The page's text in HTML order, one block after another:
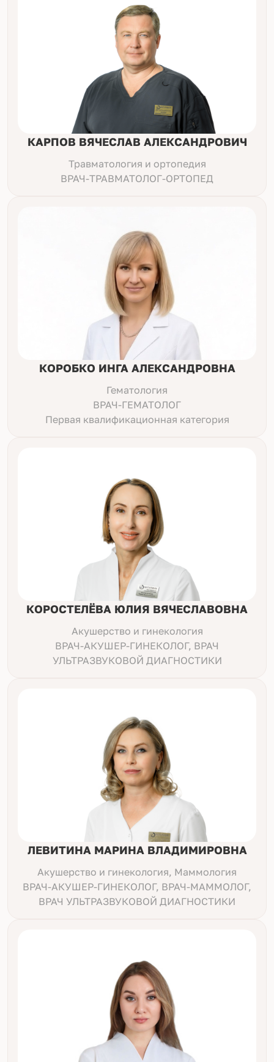
КАРПОВ ВЯЧЕСЛАВ АЛЕКСАНДРОВИЧ
Травматология и ортопедия
ВРАЧ-ТРАВМАТОЛОГ-ОРТОПЕД
КОРОБКО ИНГА АЛЕКСАНДРОВНА
Гематология
ВРАЧ-ГЕМАТОЛОГ
Первая квалификационная категория
КОРОСТЕЛЁВА ЮЛИЯ ВЯЧЕСЛАВОВНА
Акушерство и гинекология
ВРАЧ-АКУШЕР-ГИНЕКОЛОГ, ВРАЧ
УЛЬТРАЗВУКОВОЙ ДИАГНОСТИКИ
ЛЕВИТИНА МАРИНА ВЛАДИМИРОВНА
Акушерство и гинекология, Маммология
ВРАЧ-АКУШЕР-ГИНЕКОЛОГ, ВРАЧ-МАММОЛОГ,
ВРАЧ УЛЬТРАЗВУКОВОЙ ДИАГНОСТИКИ